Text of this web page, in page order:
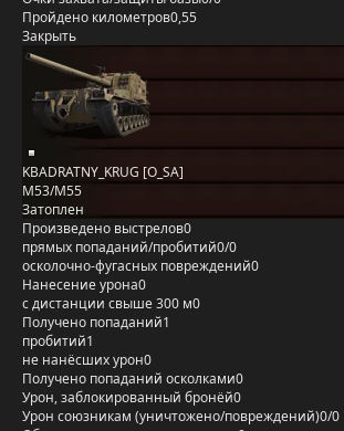
Пройдено километров0,55
Закрыть
KBADRATNY_KRUG [O_SA]
M53/M55
Затоплен
Произведено выстрелов0
прямых попаданий/пробитий0/0
осколочно-фугасных повреждений0
Нанесение урона0
с дистанции свыше 300 м0
Получено попаданий1
пробитий1
не нанёсших урон0
Получено попаданий осколками0
Урон, заблокированный бронёй0
Урон союзникам (уничтожено/повреждений)0/0